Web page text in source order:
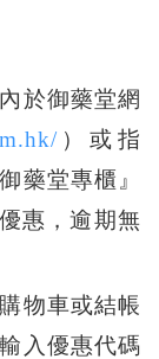
於御藥堂網
）或指
藥堂專櫃』
優惠，逾期無
物車或結帳
入優惠代碼